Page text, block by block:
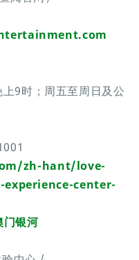
9时；周五至周日及公
zh-hant/love-
center-
银河